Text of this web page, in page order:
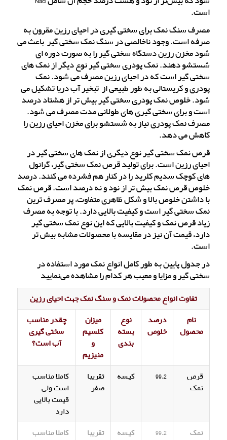
است.
مصرف سنگ نمک برای سختی گیری در احیای رزین مقرون به
صرفه است. وجود ناخالصی در سنگ نمک سختی گیر باعث می
شود مخزن رزین دستگاه سختی گیر را به صورت دوره ای
شستشو دهند. نمک پودری سختی گیر نوع دیگر از نمک های
سختی گیر است که در احیای رزین مصرف می شود. نمک
پودری و کریستالی به طور طبیعی از تبخیر آب دریا تشکیل می
شود. خلوص نمک پودری سختی گیر بیش تر از هشتاد درصد
است و برای سختی گیری های طولانی مدت مصرف می شود.
مصرف نمک پودری نیاز به شستشو برای مخزن احیای رزین را
کاهش می دهد.
قرص نمک سختی گیر نوع دیگری از نمک های سختی گیر در
احیای رزین است. برای تولید قرص نمک سختی گیر، گرانول
های کوچک سدیم کلرید را در کنار هم فشرده می کنند. درصد
خلوص قرص نمک بیش تر از نود و نه درصد است. قرص نمک
با داشتن خلوص بالا و شکل ظاهری متفاوت، پر مصرف ترین
نمک سختی گیر است و کیفیت بالایی دارد. با توجه به مصرف
زیاد قرص نمک و کیفیت بالایی که این نوع نمک سختی گیر
دارد، قیمت آن نیز در مقایسه با محصولات مشابه بیش تر
است.
در جدول پایین به طور کامل انواع نمک مورد استفاده در
سختی گیر و مزایا و معیب هر کدام را مشاهده می‌نمایید
تفاوت انواع محصولات نمک و سنگ نمک جهت احیای رزین
نام
محصول
درصد
خلوص
نوع
بسته
بندی
میزان
کلسیم
و
منیزیم
چقدر مناسب
سختی گیری
آب است؟
قرص
نمک
99.2 کیسه
تقریبا
صفر
کاملا مناسب
است ولی
قیمت بالایی
دارد
نمک
99.2 کیسه
تقریبا
کاملا مناسب